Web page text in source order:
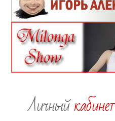
Личныйкабинет